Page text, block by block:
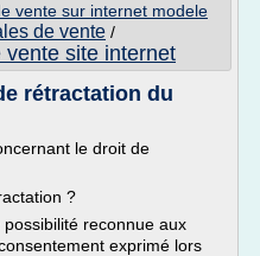
vente sur internet modele
de vente /
site internet
rétractation du
le droit de
?
reconnue aux
exprimé lors